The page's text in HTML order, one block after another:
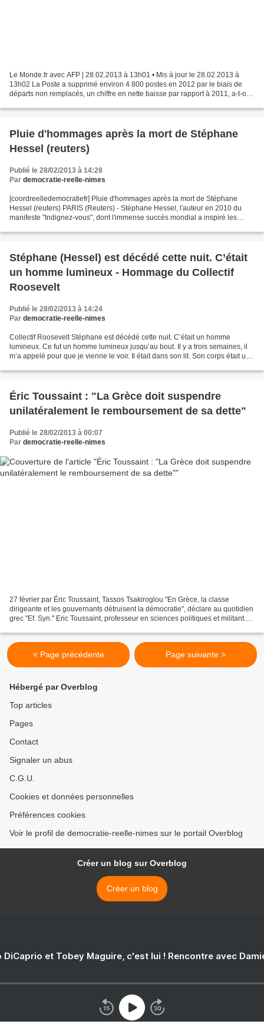
Le Monde.fr avec AFP | 28.02.2013 à 13h01 • Mis à jour le 28.02.2013 à
13h02 La Poste a supprimé environ 4 800 postes en 2012 par le biais de
départs non remplacés, un chiffre en nette baisse par rapport à 2011, a-t-on
Pluie d'hommages après la mort de Stéphane
Hessel (reuters)
Publié le 28/02/2013 à 14:28
Par democratie-reelle-nimes
[coordreelledemocratiefr] Pluie d'hommages après la mort de Stéphane
Hessel (reuters) PARIS (Reuters) - Stéphane Hessel, l'auteur en 2010 du
manifeste "Indignez-vous", dont l'immense succès mondial a inspiré les
Stéphane (Hessel) est décédé cette nuit. C’était
un homme lumineux - Hommage du Collectif
Roosevelt
Publié le 28/02/2013 à 14:24
Par democratie-reelle-nimes
Collectif Roosevelt Stéphane est décédé cette nuit. C’était un homme
lumineux. Ce fut un homme lumineux jusqu’au bout. Il y a trois semaines, il
m’a appelé pour que je vienne le voir. Il était dans son lit. Son corps était usé
Éric Toussaint : "La Grèce doit suspendre
unilatéralement le remboursement de sa dette"
Publié le 28/02/2013 à 00:07
Par democratie-reelle-nimes
27 février par Éric Toussaint, Tassos Tsakiroglou "En Grèce, la classe
dirigeante et les gouvernants détruisent la démocratie", déclare au quotidien
grec "Ef. Syn." Eric Toussaint, professeur en sciences politiques et militant.
< Page précédente Page suivante >
Hébergé par Overblog
Top articles
Pages
Contact
Signaler un abus
C.G.U.
Cookies et données personnelles
Préférences cookies
Voir le profil de democratie-reelle-nimes sur le portail Overblog
Créer un blog sur Overblog
Créer un blog
DiCaprio et Tobey Maguire, c'est lui ! Rencontre avec